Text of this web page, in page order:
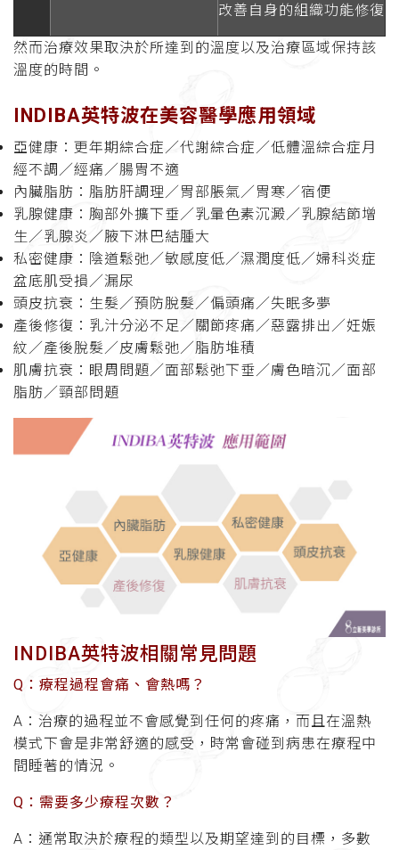
改善自身的組織功能修復
然而治療效果取決於所達到的溫度以及治療區域保持該
溫度的時間。
INDIBA英特波在美容醫學應用領域
亞健康：更年期綜合症／代謝綜合症／低體溫綜合症月
經不調／經痛／腸胃不適
內臟脂肪：脂肪肝調理／胃部脹氣／胃寒／宿便
乳腺健康：胸部外擴下垂／乳暈色素沉澱／乳腺結節增
生／乳腺炎／腋下淋巴結腫大
私密健康：陰道鬆弛／敏感度低／濕潤度低／婦科炎症
盆底肌受損／漏尿
頭皮抗衰：生髮／預防脫髮／偏頭痛／失眠多夢
產後修復：乳汁分泌不足／關節疼痛／惡露排出／妊娠
紋／產後脫髮／皮膚鬆弛／脂肪堆積
肌膚抗衰：眼周問題／面部鬆弛下垂／膚色暗沉／面部
脂肪／頸部問題
INDIBA英特波相關常見問題
Q：療程過程會痛、會熱嗎？
A：治療的過程並不會感覺到任何的疼痛，而且在溫熱
模式下會是非常舒適的感受，時常會碰到病患在療程中
間睡著的情況。
Q：需要多少療程次數？
A：通常取決於療程的類型以及期望達到的目標，多數